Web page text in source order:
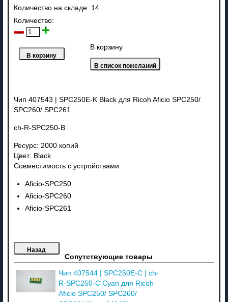
Количество на складе: 14
Количество:
В корзину
Чип 407543 | SPC250E-K Black для Ricoh Aficio SPC250/
SPC260/ SPC261
ch-R-SPC250-B
Ресурс: 2000 копий
Цвет: Black
Совместимость с устройствами
Aficio-SPC250
Aficio-SPC260
Aficio-SPC261
Сопутствующие товары
Чип 407544 | SPC250E-C | ch-
R-SPC250-C Cyan для Ricoh
Aficio SPC250/ SPC260/